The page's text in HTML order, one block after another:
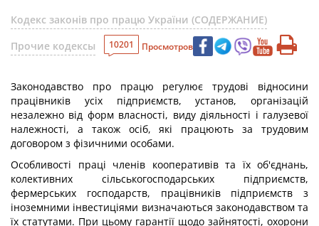
Кодекс законів про працю України (СОДЕРЖАНИЕ)
Прочие кодексы
10201 Просмотров
Законодавство про працю регулює трудові відносини
працівників усіх підприємств, установ, організацій
незалежно від форм власності, виду діяльності і галузевої
належності, а також осіб, які працюють за трудовим
договором з фізичними особами.
Особливості праці членів кооперативів та їх об'єднань,
колективних сільськогосподарських підприємств,
фермерських господарств, працівників підприємств з
іноземними інвестиціями визначаються законодавством та
їх статутами. При цьому гарантії щодо зайнятості, охорони